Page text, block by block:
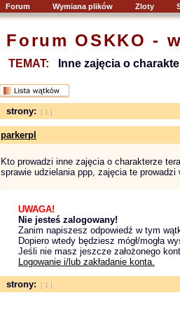
Forum Wymiana plików Zloty
Forum OSKKO -
TEMAT: Inne zajęcia o
strony: [ 1 ]
parkerpl
Kto prowadzi inne zajęcia o charakterze
sprawie udzielania ppp, zajęcia te
UWAGA!
Nie jesteś zalogowany!
Zanim napiszesz odpowiedź w tym
Dopiero wtedy będziesz mógł/mogła
Jeśli nie masz jeszcze założonego
Logowanie i/lub zakładanie konta.
strony: [ 1 ]